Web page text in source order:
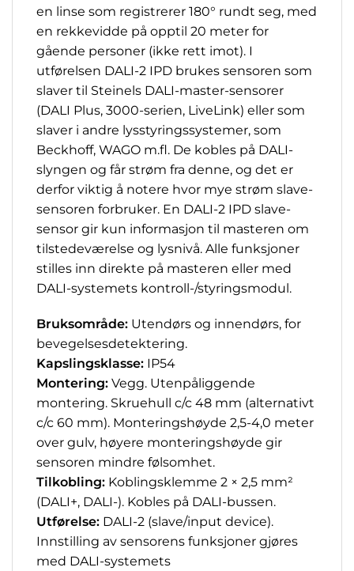
en linse som registrerer 180° rundt seg, med
en rekkevidde på opptil 20 meter for
gående personer (ikke rett imot). I
utførelsen DALI-2 IPD brukes sensoren som
slaver til Steinels DALI-master-sensorer
(DALI Plus, 3000-serien, LiveLink) eller som
slaver i andre lysstyringssystemer, som
Beckhoff, WAGO m.fl. De kobles på DALI-
slyngen og får strøm fra denne, og det er
derfor viktig å notere hvor mye strøm slave-
sensoren forbruker. En DALI-2 IPD slave-
sensor gir kun informasjon til masteren om
tilstedeværelse og lysnivå. Alle funksjoner
stilles inn direkte på masteren eller med
DALI-systemets kontroll-/styringsmodul.
Bruksområde: Utendørs og innendørs, for
bevegelsesdetektering.
Kapslingsklasse: IP54
Montering: Vegg. Utenpåliggende
montering. Skruehull c/c 48 mm (alternativt
c/c 60 mm). Monteringshøyde 2,5-4,0 meter
over gulv, høyere monteringshøyde gir
sensoren mindre følsomhet.
Tilkobling: Koblingsklemme 2 × 2,5 mm²
(DALI+, DALI-). Kobles på DALI-bussen.
Utførelse: DALI-2 (slave/input device).
Innstilling av sensorens funksjoner gjøres
med DALI-systemets